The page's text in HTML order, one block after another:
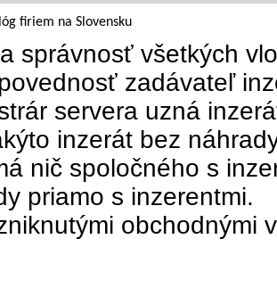
firiem na Slovensku
správnosť všetkých
zadávateľ
servera uzná
inzerát bez
nič spoločného s
priamo s inzerentmi.
obchodnými